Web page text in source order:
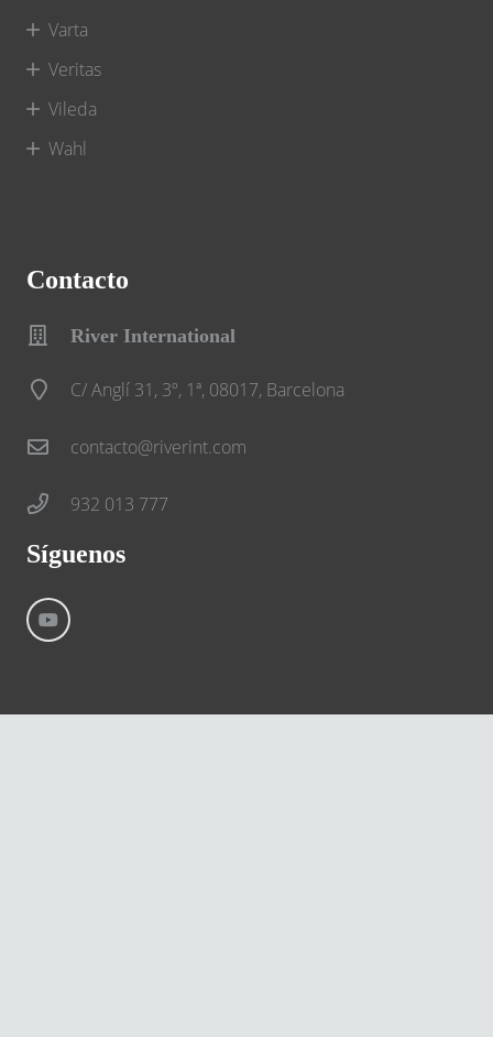
Varta
Veritas
Vileda
Wahl
Contacto
River International
C/ Anglí 31, 3º, 1ª, 08017, Barcelona
contacto@riverint.com
932 013 777
Síguenos